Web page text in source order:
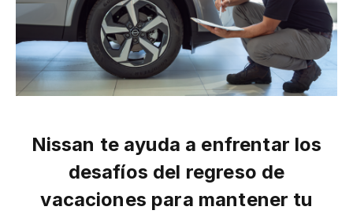
Nissan te ayuda a enfrentar los
desafíos del regreso de
vacaciones para mantener tu